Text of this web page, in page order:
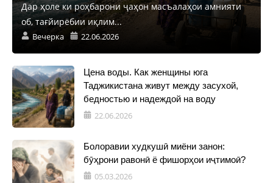
Дар ҳоле ки роҳбарони ҷаҳон масъалаҳои амнияти
об, тағйирёбии иқлим...
Вечерка 22.06.2026
Цена воды. Как женщины юга
Таджикистана живут между засухой,
бедностью и надеждой на воду
22.06.2026
Болоравии худкушӣ миёни занон:
бӯҳрони равонӣ ё фишорҳои иҷтимоӣ?
05.03.2026